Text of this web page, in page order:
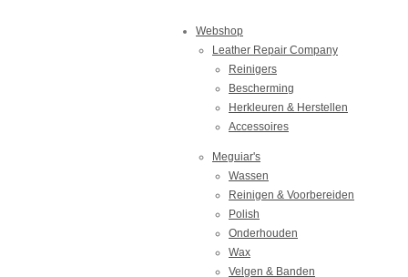
Webshop
Leather Repair Company
Reinigers
Bescherming
Herkleuren & Herstellen
Accessoires
Meguiar's
Wassen
Reinigen & Voorbereiden
Polish
Onderhouden
Wax
Velgen & Banden